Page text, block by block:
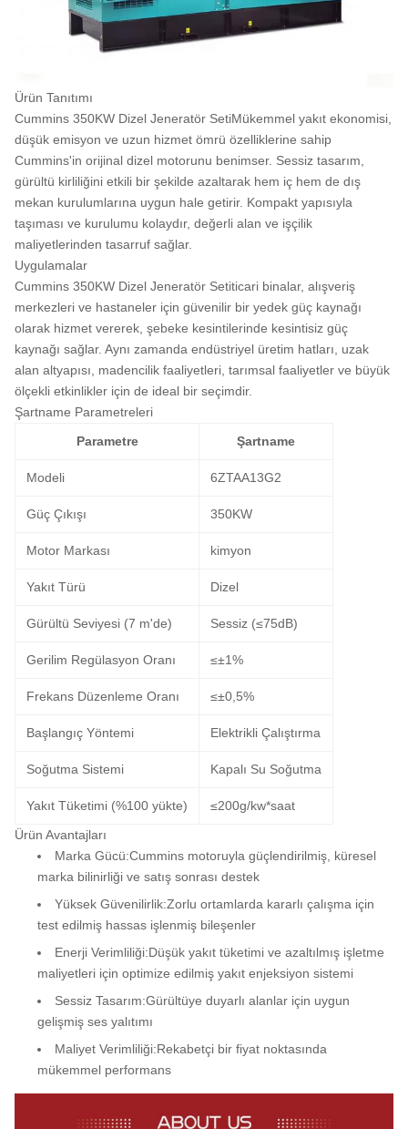
Ürün Tanıtımı
Cummins 350KW Dizel Jeneratör SetiMükemmel yakıt ekonomisi,
düşük emisyon ve uzun hizmet ömrü özelliklerine sahip
Cummins'in orijinal dizel motorunu benimser. Sessiz tasarım,
gürültü kirliliğini etkili bir şekilde azaltarak hem iç hem de dış
mekan kurulumlarına uygun hale getirir. Kompakt yapısıyla
taşıması ve kurulumu kolaydır, değerli alan ve işçilik
maliyetlerinden tasarruf sağlar.
Uygulamalar
Cummins 350KW Dizel Jeneratör Setiticari binalar, alışveriş
merkezleri ve hastaneler için güvenilir bir yedek güç kaynağı
olarak hizmet vererek, şebeke kesintilerinde kesintisiz güç
kaynağı sağlar. Aynı zamanda endüstriyel üretim hatları, uzak
alan altyapısı, madencilik faaliyetleri, tarımsal faaliyetler ve büyük
ölçekli etkinlikler için de ideal bir seçimdir.
Şartname Parametreleri
Parametre
Şartname
Modeli 6ZTAA13G2
Güç Çıkışı 350KW
Motor Markası kimyon
Yakıt Türü Dizel
Gürültü Seviyesi (7 m'de) Sessiz (≤75dB)
Gerilim Regülasyon Oranı ≤±1%
Frekans Düzenleme Oranı ≤±0,5%
Başlangıç ​​Yöntemi Elektrikli Çalıştırma
Soğutma Sistemi Kapalı Su Soğutma
Yakıt Tüketimi (%100 yükte)
≤200g/kw*saat
Ürün Avantajları
Marka Gücü:Cummins motoruyla güçlendirilmiş, küresel
marka bilinirliği ve satış sonrası destek
Yüksek Güvenilirlik:Zorlu ortamlarda kararlı çalışma için
test edilmiş hassas işlenmiş bileşenler
Enerji Verimliliği:Düşük yakıt tüketimi ve azaltılmış işletme
maliyetleri için optimize edilmiş yakıt enjeksiyon sistemi
Sessiz Tasarım:Gürültüye duyarlı alanlar için uygun
gelişmiş ses yalıtımı
Maliyet Verimliliği:Rekabetçi bir fiyat noktasında
mükemmel performans